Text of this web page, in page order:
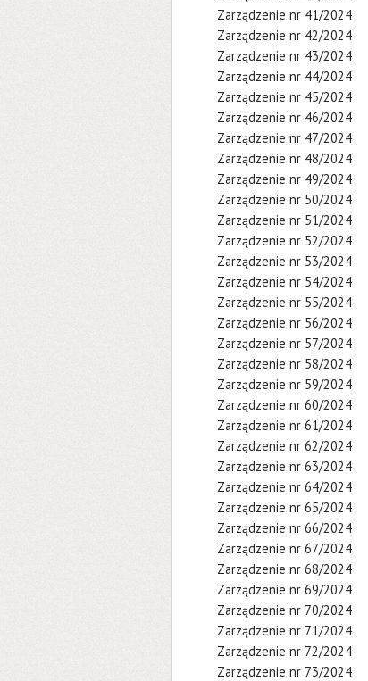
Zarządzenie nr 41/2024
Zarządzenie nr 42/2024
Zarządzenie nr 43/2024
Zarządzenie nr 44/2024
Zarządzenie nr 45/2024
Zarządzenie nr 46/2024
Zarządzenie nr 47/2024
Zarządzenie nr 48/2024
Zarządzenie nr 49/2024
Zarządzenie nr 50/2024
Zarządzenie nr 51/2024
Zarządzenie nr 52/2024
Zarządzenie nr 53/2024
Zarządzenie nr 54/2024
Zarządzenie nr 55/2024
Zarządzenie nr 56/2024
Zarządzenie nr 57/2024
Zarządzenie nr 58/2024
Zarządzenie nr 59/2024
Zarządzenie nr 60/2024
Zarządzenie nr 61/2024
Zarządzenie nr 62/2024
Zarządzenie nr 63/2024
Zarządzenie nr 64/2024
Zarządzenie nr 65/2024
Zarządzenie nr 66/2024
Zarządzenie nr 67/2024
Zarządzenie nr 68/2024
Zarządzenie nr 69/2024
Zarządzenie nr 70/2024
Zarządzenie nr 71/2024
Zarządzenie nr 72/2024
Zarządzenie nr 73/2024